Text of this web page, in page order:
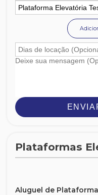
Plataformas
Aluguel de